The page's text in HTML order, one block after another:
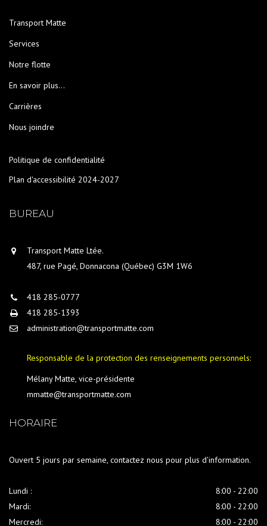
Transport Matte
Services
Notre flotte
En savoir plus…
Carrières
Nous joindre
Politique de confidentialité
Plan d'accessibilité 2024-2027
BUREAU
Transport Matte Ltée.
487, rue Pagé, Donnacona (Québec) G3M 1W6
418 285-0777
418 285-1393
administration@transportmatte.com
Responsable de la protection des renseignements personnels:
Mélany Matte, vice-présidente
mmatte@transportmatte.com
HORAIRE
Ouvert 5 jours par semaine, contactez nous pour plus d'information.
Lundi :
8:00 - 22:00
Mardi:
8:00 - 22:00
Mercredi:
8:00 - 22:00